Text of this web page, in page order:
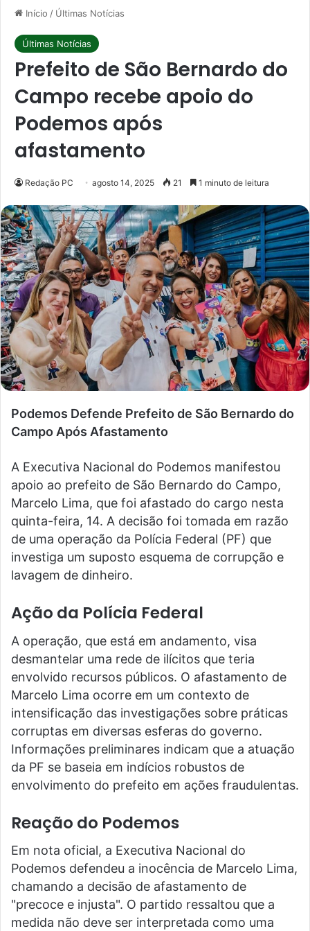
Início / Últimas Notícias
Últimas Notícias
Prefeito de São Bernardo do
Campo recebe apoio do
Podemos após
afastamento
Redação PC agosto 14, 2025 21 1 minuto de leitura
Podemos Defende Prefeito de São Bernardo do
Campo Após Afastamento
A Executiva Nacional do Podemos manifestou
apoio ao prefeito de São Bernardo do Campo,
Marcelo Lima, que foi afastado do cargo nesta
quinta-feira, 14. A decisão foi tomada em razão
de uma operação da Polícia Federal (PF) que
investiga um suposto esquema de corrupção e
lavagem de dinheiro.
Ação da Polícia Federal
A operação, que está em andamento, visa
desmantelar uma rede de ilícitos que teria
envolvido recursos públicos. O afastamento de
Marcelo Lima ocorre em um contexto de
intensificação das investigações sobre práticas
corruptas em diversas esferas do governo.
Informações preliminares indicam que a atuação
da PF se baseia em indícios robustos de
envolvimento do prefeito em ações fraudulentas.
Reação do Podemos
Em nota oficial, a Executiva Nacional do
Podemos defendeu a inocência de Marcelo Lima,
chamando a decisão de afastamento de
"precoce e injusta". O partido ressaltou que a
medida não deve ser interpretada como uma